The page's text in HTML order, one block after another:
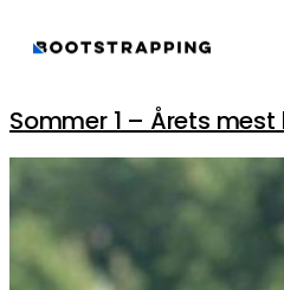
Sommer 1 – Årets